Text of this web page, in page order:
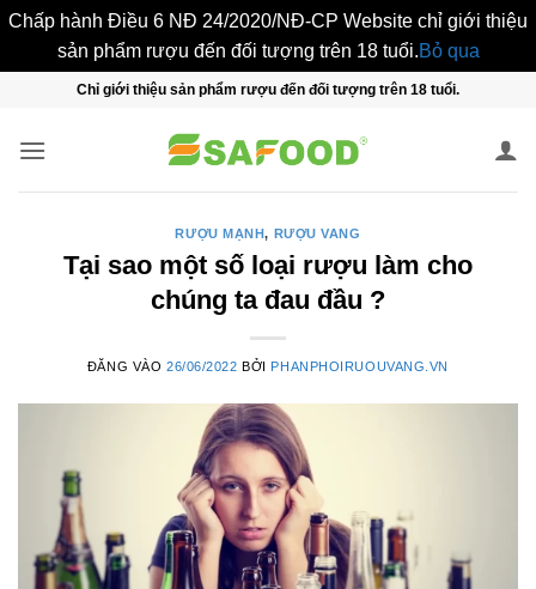
Chấp hành Điều 6 NĐ 24/2020/NĐ-CP Website chỉ giới thiệu
sản phẩm rượu đến đối tượng trên 18 tuổi.Bỏ qua
nội
Chỉ giới thiệu sản phẩm rượu đến đối tượng trên 18 tuổi.
RƯỢU MẠNH, RƯỢU VANG
Tại sao một số loại rượu làm cho
chúng ta đau đầu ?
ĐĂNG VÀO 26/06/2022 BỞI PHANPHOIRUOUVANG.VN